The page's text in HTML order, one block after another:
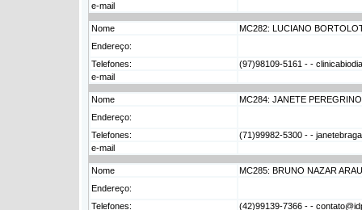
e-mail
Nome
MC282: LUCIANO
Endereço:
Telefones:
(97)98109-5161 - -
e-mail
Nome
MC284: JANETE
Endereço:
Telefones:
(71)99982-5300 - -
e-mail
Nome
MC285: BRUNO NAZAR
Endereço:
Telefones:
(42)99139-7366 - -